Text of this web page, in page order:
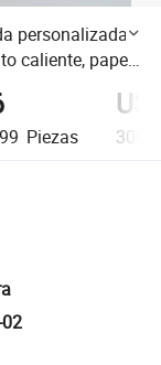
personalizada
caliente, papel
Piezas